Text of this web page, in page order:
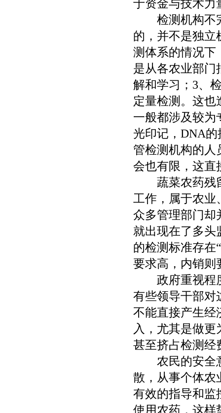
于资金与技术
检测机构不完
的，并不是独立
测体系的情况下
是从各农业部门
解和学习；3、
定量检测。这也
一般都涉及较为
光印记，DNA
管检测机构的人
会也有限，这直
蔬菜农药残留
工作，属于农业
众多管理部门却
就出现在了多头
的检测标准存在
要求高，内销
政府重视程度
有些领导干部对
不能直接产生经
入，尤其是做
甚至挤占检测
农民的安全意
散，从事个体农
有效的指导和监
使用农药，这样